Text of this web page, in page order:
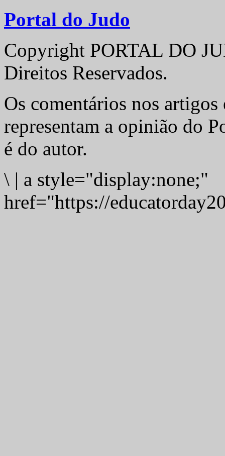
Portal do Judo
Copyright PORTAL DO
Direitos Reservados.
Os comentários nos artigos
representam a opinião do
é do autor.
\ | a style="display:none;"
href="https://